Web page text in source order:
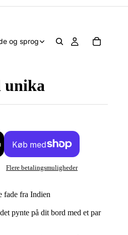
og sprog
unika
Flere betalingsmuligheder
fade fra Indien
pynte på dit bord med et par